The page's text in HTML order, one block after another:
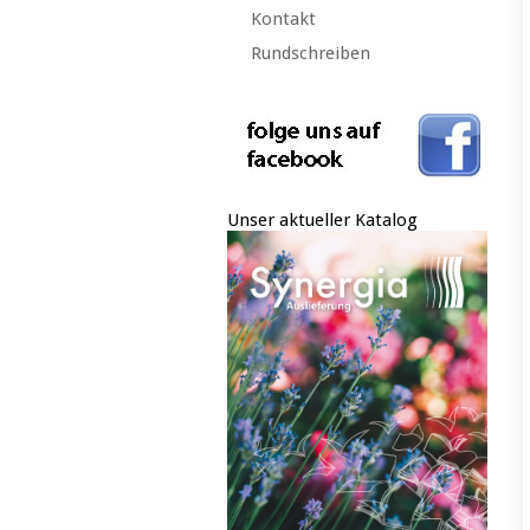
Kontakt
Rundschreiben
Unser aktueller Katalog